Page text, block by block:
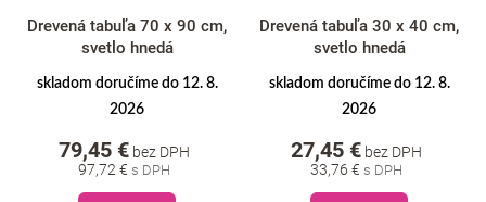
Drevená tabuľa 70 x 90 cm,
svetlo hnedá
skladom doručíme do 12. 8.
2026
97,72 €
79,45 € bez DPH
Drevená tabuľa 30 x 40 cm,
svetlo hnedá
skladom doručíme do 12. 8.
2026
33,76 €
27,45 € bez DPH